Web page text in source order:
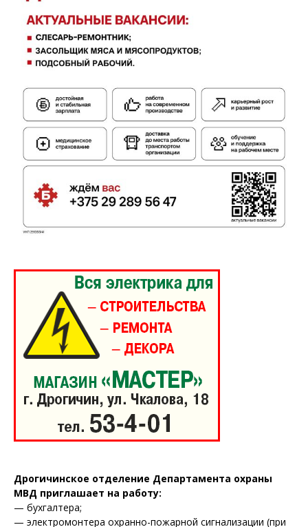
Газета
"Драгічынскі Веснік"
ПОДПИСАТЬСЯ
Дрогичинское отделение Департамента охраны
МВД приглашает на работу:
— бухгалтера;
— электромонтера охранно-пожарной сигнализации (при